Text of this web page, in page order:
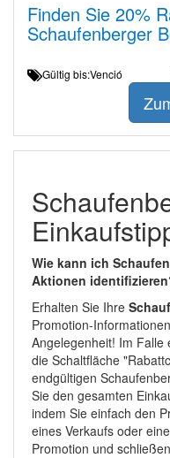
Finden Sie 20%
Schaufenberger
Gültig bis:Venció
Wie kann ich
Aktionen
Erhalten Sie Ihre
Promotion-
Angelegenheit! Im Falle
die Schaltfläche
endgültigen
Sie den gesamten
indem Sie einfach den
eines Verkaufs oder
Promotion und